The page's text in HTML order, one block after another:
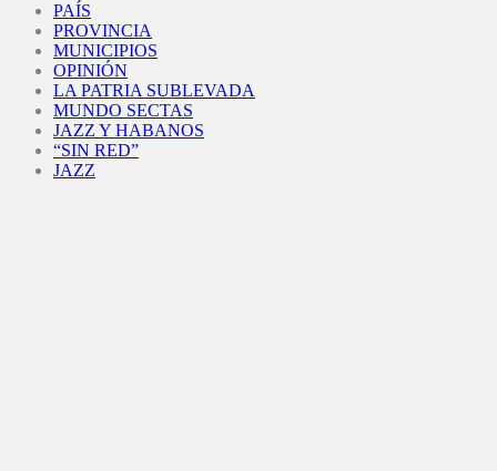
PAÍS
PROVINCIA
MUNICIPIOS
OPINIÓN
LA PATRIA SUBLEVADA
MUNDO SECTAS
JAZZ Y HABANOS
“SIN RED”
JAZZ